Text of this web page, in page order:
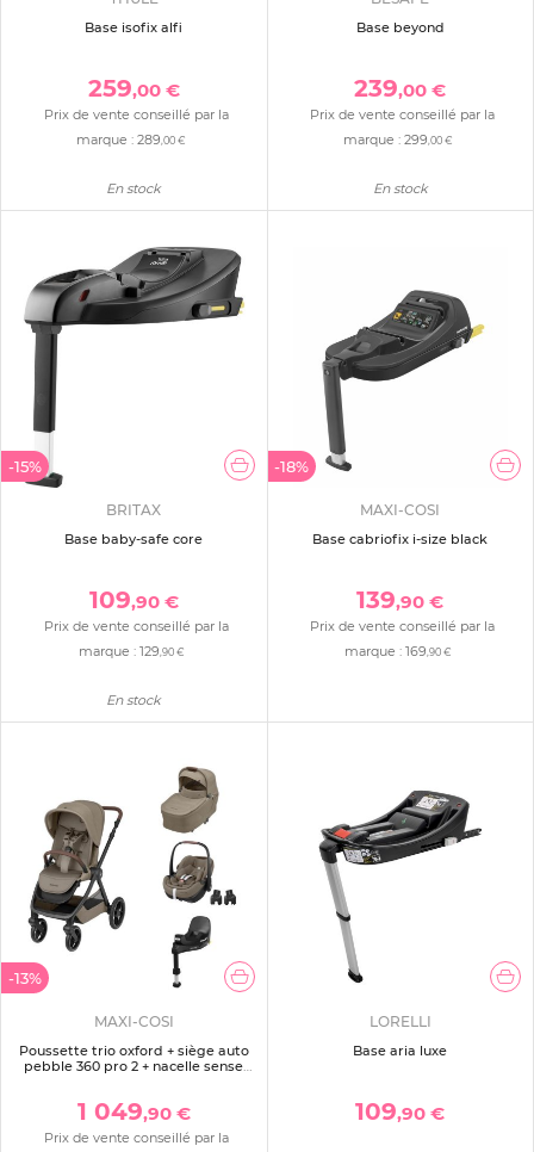
Base isofix alfi
259,00 €
Prix de vente conseillé par la
marque :289 ,00 €
En stock
Base beyond
239,00 €
Prix de vente conseillé par la
marque : 299 ,00 €
En stock
-15%
BRITAX
Base baby-safe core
109,90 €
Prix de vente conseillé par la
marque : 129 ,90 €
En stock
-18%
MAXI-COSI
Base cabriofix i-size black
139,90 €
Prix de vente conseillé par la
marque : 169 ,90 €
-13%
MAXI-COSI
Poussette trio oxford + siège auto
pebble 360 pro 2 + nacelle sense
1 049,90 €
Prix de vente conseillé par la
LORELLI
Base aria luxe
109,90 €